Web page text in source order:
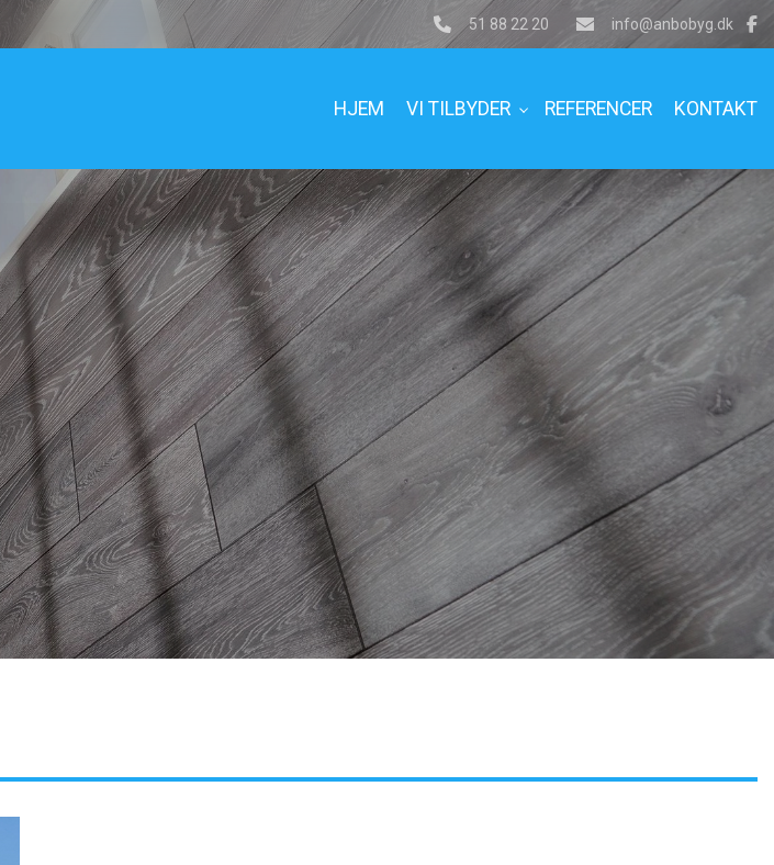
51 88 22 20 info@anbobyg.dk
HJEM VI TILBYDER REFERENCER KONTAKT